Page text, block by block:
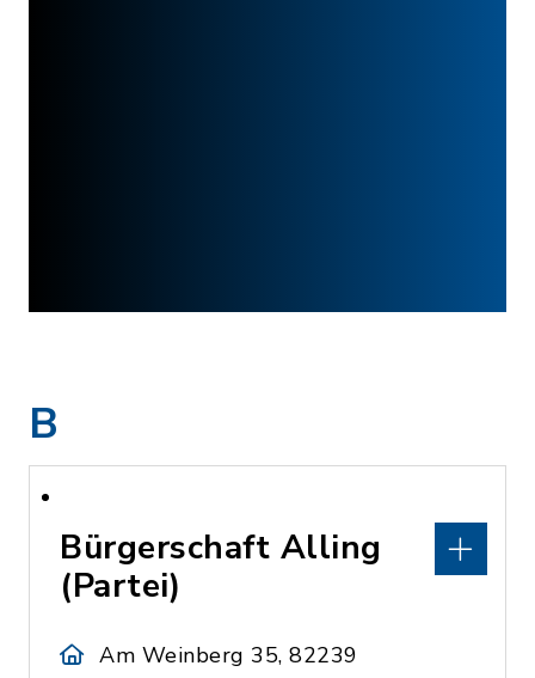
B
Bürgerschaft Alling
(Partei)
Am Weinberg 35, 82239